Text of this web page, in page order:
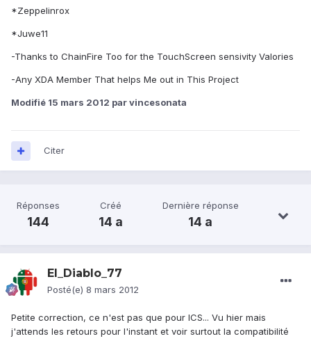
*Zeppelinrox
*Juwe11
-Thanks to ChainFire Too for the TouchScreen sensivity Valories
-Any XDA Member That helps Me out in This Project
Modifié 15 mars 2012 par vincesonata
Citer
Réponses
144
Créé
14 a
Dernière réponse
14 a
El_Diablo_77
Posté(e) 8 mars 2012
Petite correction, ce n'est pas que pour ICS... Vu hier mais
j'attends les retours pour l'instant et voir surtout la compatibilité